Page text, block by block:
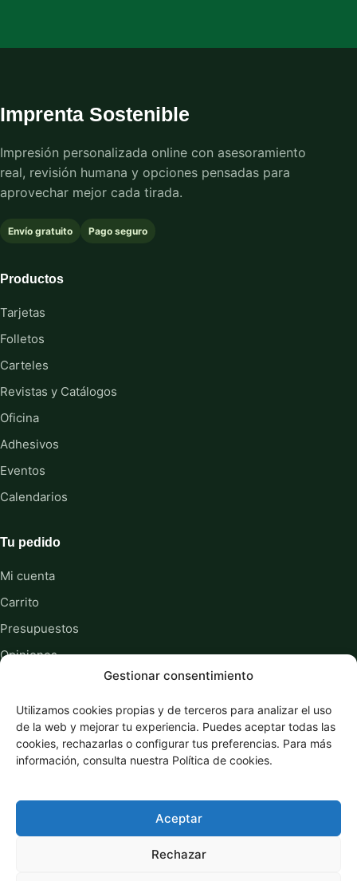
Gestionar consentimiento
Utilizamos cookies propias y de terceros para analizar el uso
de la web y mejorar tu experiencia. Puedes aceptar todas las
cookies, rechazarlas o configurar tus preferencias. Para más
información, consulta nuestra Política de cookies.
Aceptar
Rechazar
Imprenta Sostenible
Impresión personalizada online con asesoramiento
real, revisión humana y opciones pensadas para
aprovechar mejor cada tirada.
Envío gratuito Pago seguro
Productos
Tarjetas
Folletos
Carteles
Revistas y Catálogos
Oficina
Adhesivos
Eventos
Calendarios
Tu pedido
Mi cuenta
Carrito
Presupuestos
Opiniones
Guías y recursos
Información legal
Términos y condiciones